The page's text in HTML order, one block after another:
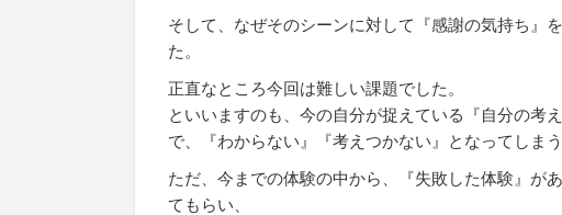
そして、なぜそのシーンに対して『感謝の気持ち』
た。
正直なところ今回は難しい課題でした。
といいますのも、今の自分が捉えている『自分の考
で、『わからない』『考えつかない』となってしま
ただ、今までの体験の中から、『失敗した体験』が
てもらい、